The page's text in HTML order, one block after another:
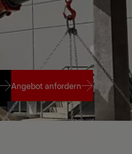
Angebot anfordern
Angebot anfordern